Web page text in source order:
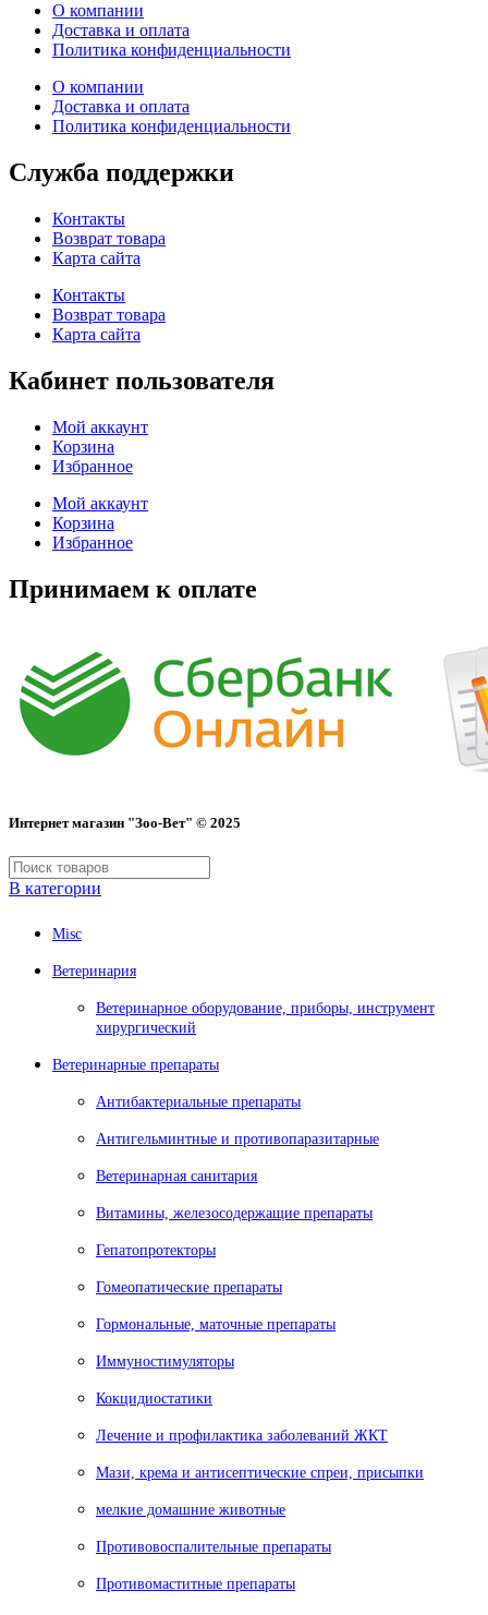
О компании
Доставка и оплата
Политика конфиденциальности
О компании
Доставка и оплата
Политика конфиденциальности
Служба поддержки
Контакты
Возврат товара
Карта сайта
Контакты
Возврат товара
Карта сайта
Кабинет пользователя
Мой аккаунт
Корзина
Избранное
Мой аккаунт
Корзина
Избранное
Принимаем к оплате
Интернет магазин "Зоо-Вет" © 2025
В категории
Misc
Ветеринария
Ветеринарное оборудование, приборы, инструмент
хирургический
Ветеринарные препараты
Антибактериальные препараты
Антигельминтные и противопаразитарные
Ветеринарная санитария
Витамины, железосодержащие препараты
Гепатопротекторы
Гомеопатические препараты
Гормональные, маточные препараты
Иммуностимуляторы
Кокцидиостатики
Лечение и профилактика заболеваний ЖКТ
Мази, крема и антисептические спреи, присыпки
мелкие домашние животные
Противовоспалительные препараты
Противомаститные препараты